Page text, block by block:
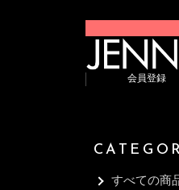
会員登録
すべての商